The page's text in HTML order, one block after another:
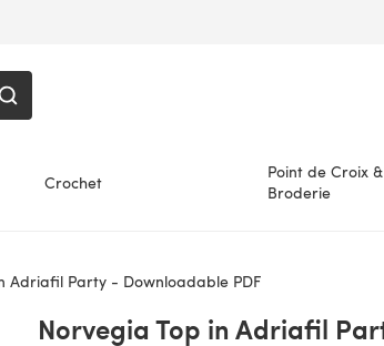
Crochet
Point de Croix &
Broderie
Adriafil Party - Downloadable PDF
Norvegia Top in Adriafil